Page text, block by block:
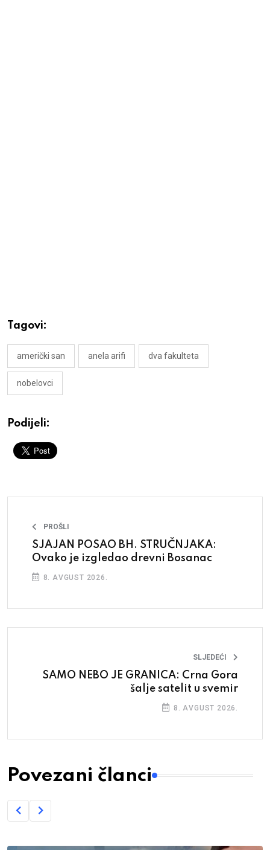
Tagovi:
američki san anela arifi dva fakulteta
nobelovci
Podijeli:
PROŠLI
SJAJAN POSAO BH. STRUČNJAKA:
Ovako je izgledao drevni Bosanac
8. AVGUST 2026.
SLJEDEĆI
SAMO NEBO JE GRANICA: Crna Gora
šalje satelit u svemir
8. AVGUST 2026.
Povezani članci